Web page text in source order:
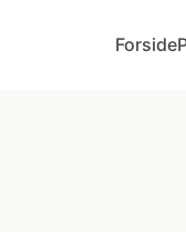
Forside